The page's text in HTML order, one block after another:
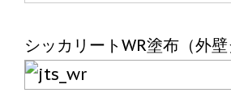
シッカリートWR塗布（外